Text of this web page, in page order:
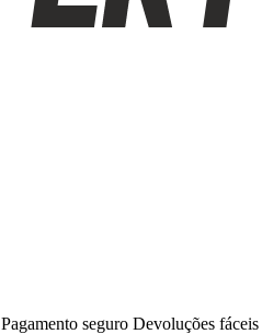
Pagamento seguro Devoluções fáceis